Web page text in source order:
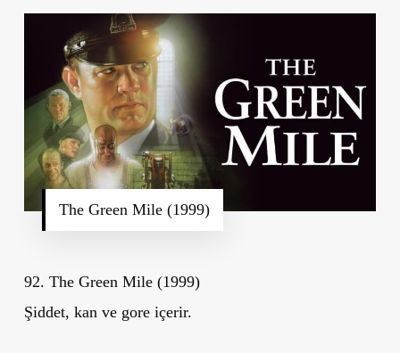
The Green Mile (1999)
92. The Green Mile (1999)
Şiddet, kan ve gore içerir.